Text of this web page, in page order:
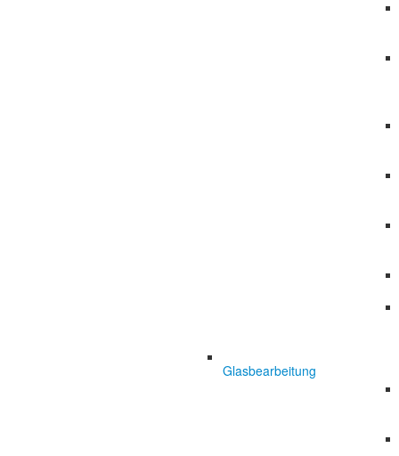
Glasbearbeitung